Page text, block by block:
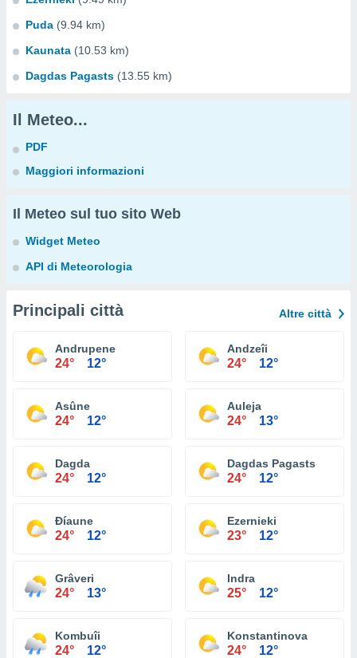
Puda (9.94 km)
Kaunata (10.53 km)
Dagdas Pagasts (13.55 km)
Il Meteo...
PDF
Maggiori informazioni
Il Meteo sul tuo sito Web
Widget Meteo
API di Meteorologia
Principali città Altre città
Andrupene
24° 12°
Andzeîi
24° 12°
Asûne
24° 12°
Auleja
24° 13°
Dagda
24° 12°
Dagdas Pagasts
24° 12°
Ðíaune
24° 12°
Ezernieki
23° 12°
Grâveri
24° 13°
Indra
25° 12°
Kombuîi
24° 12°
Konstantinova
24° 12°